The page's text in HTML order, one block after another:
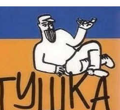
Партнеры
Дирекция